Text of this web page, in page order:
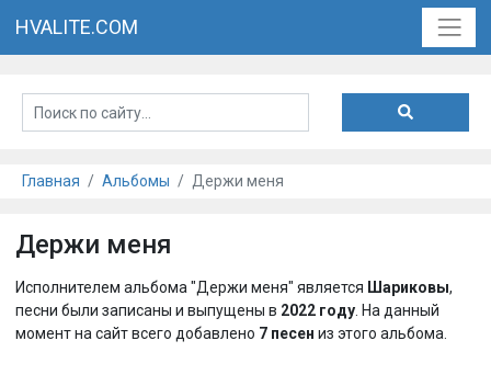
HVALITE.COM
Главная Альбомы Держи меня
Держи меня
Исполнителем альбома "Держи меня" является Шариковы,
песни были записаны и выпущены в 2022 году . На данный
момент на сайт всего добавлено 7 песен из этого альбома.